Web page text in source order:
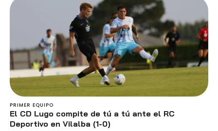
PRIMER EQUIPO
El CD Lugo compite de tú a tú ante el RC
Deportivo en Vilalba (1-0)